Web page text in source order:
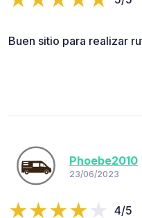
Buen sitio para realizar
Phoebe2010
23/06/2023
4/5